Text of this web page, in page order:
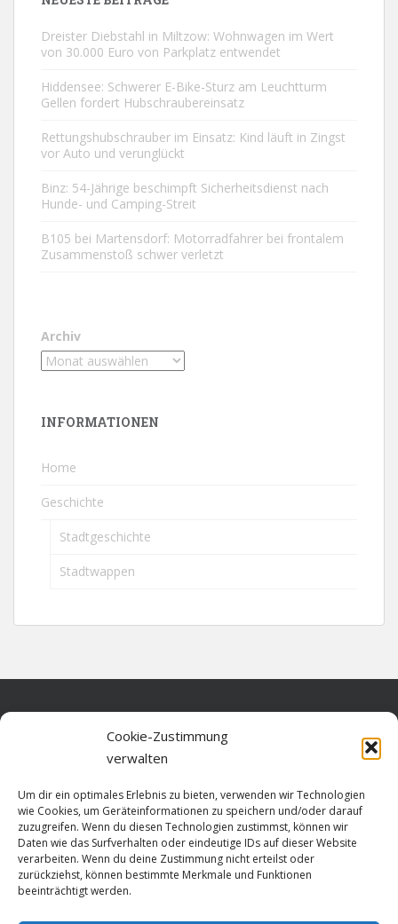
Cookie-Zustimmung
verwalten
Um dir ein optimales Erlebnis zu bieten, verwenden wir Technologien
wie Cookies, um Geräteinformationen zu speichern und/oder darauf
zuzugreifen. Wenn du diesen Technologien zustimmst, können wir
Daten wie das Surfverhalten oder eindeutige IDs auf dieser Website
verarbeiten. Wenn du deine Zustimmung nicht erteilst oder
zurückziehst, können bestimmte Merkmale und Funktionen
beeinträchtigt werden.
Dreister Diebstahl in Miltzow: Wohnwagen im Wert
von 30.000 Euro von Parkplatz entwendet
Hiddensee: Schwerer E-Bike-Sturz am Leuchtturm
Gellen fordert Hubschraubereinsatz
Rettungshubschrauber im Einsatz: Kind läuft in Zingst
vor Auto und verunglückt
Binz: 54-Jährige beschimpft Sicherheitsdienst nach
Hunde- und Camping-Streit
B105 bei Martensdorf: Motorradfahrer bei frontalem
Zusammenstoß schwer verletzt
Archiv
INFORMATIONEN
Home
Geschichte
Stadtgeschichte
Stadtwappen
Datenschutz
Cookie-Richtlinie (EU)
Impressum